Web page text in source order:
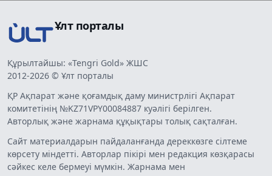
Ұлт порталы
Құрылтайшы: «Tengri Gold» ЖШС
2012-2026 © Ұлт порталы
ҚР Ақпарат және қоғамдық даму министрлігі Ақпарат
комитетінің №KZ71VPY00084887 куәлігі берілген.
Авторлық және жарнама құқықтары толық сақталған.
Сайт материалдарын пайдаланғанда дереккөзге сілтеме
көрсету міндетті. Авторлар пікірі мен редакция көзқарасы
сәйкес келе бермеуі мүмкін. Жарнама мен